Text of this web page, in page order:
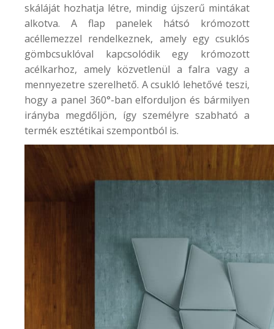
skáláját hozhatja létre, mindig újszerű mintákat
alkotva. A flap panelek hátsó krómozott
acéllemezzel rendelkeznek, amely egy csuklós
gömbcsuklóval kapcsolódik egy krómozott
acélkarhoz, amely közvetlenül a falra vagy a
mennyezetre szerelhető. A csukló lehetővé teszi,
hogy a panel 360°-ban elforduljon és bármilyen
irányba megdőljön, így személyre szabható a
termék esztétikai szempontból is.